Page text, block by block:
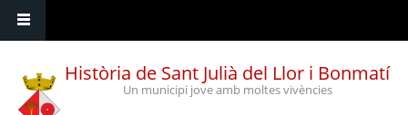
Història de Sant Julià del Llor i Bonmatí
Un municipi jove amb moltes vivències